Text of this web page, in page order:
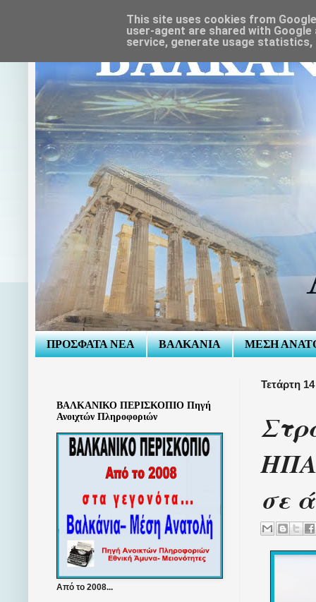
ΠΡΟΣΦΑΤΑ ΝΕΑ ΒΑΛΚΑΝΙΑ ΜΕΣΗ
Τετάρτη
σε
ΒΑΛΚΑΝΙΚΟ ΠΕΡΙΣΚΟΠΙΟ Πηγή
Ανοιχτών Πληροφοριών
Από το 2008...
This site uses cookies from
user-agent are shared with
service, generate usage statistics,